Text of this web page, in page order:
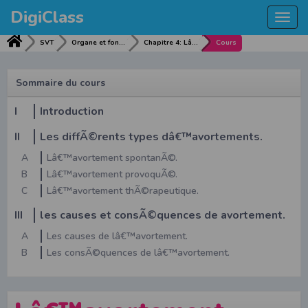
DigiClass
SVT Organe et fonction de reproduction. Chapitre 4: Lâ€™avortement. Cours
Sommaire du cours
I
Introduction
II
Les diffÃ©rents types dâ€™avortements.
A
Lâ€™avortement spontanÃ©.
B
Lâ€™avortement provoquÃ©.
C
Lâ€™avortement thÃ©rapeutique.
III les causes et consÃ©quences de avortement.
A
Les causes de lâ€™avortement.
B
Les consÃ©quences de lâ€™avortement.